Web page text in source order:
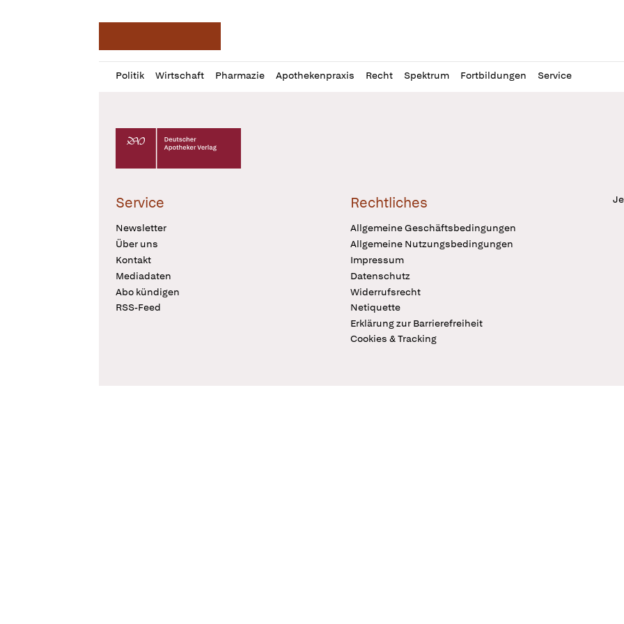
Politik Wirtschaft Pharmazie Apothekenpraxis Recht Spektrum Fortbildungen Service
Profil
öffnen
Daz
Pur
Deutscher Apotheker Verlag Logo
Service
Newsletter
Über uns
Kontakt
Mediadaten
Abo kündigen
RSS-Feed
Rechtliches
Allgemeine Geschäftsbedingungen
Allgemeine Nutzungsbedingungen
Impressum
Datenschutz
Widerrufsrecht
Netiquette
Erklärung zur Barrierefreiheit
Cookies & Tracking